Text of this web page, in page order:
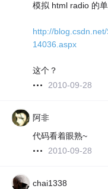
模拟 html radio 的
http://
14036.aspx
这个？
2010-09-28
阿非
代码看着眼熟~
2010-09-28
chai1338